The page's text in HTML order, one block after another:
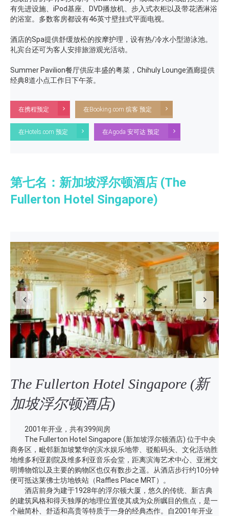
有先进设施、iPod基座、DVD播放机、步入式衣柜以及带花洒淋浴
的浴室。多数客房都设有46英寸壁挂式平面电视。
酒店的Spa提供舒缓放松的按摩护理，设有热/冷水小型游泳池。
礼宾台还可为客人安排旅游观光活动。
Summer Pavilion餐厅供应丰盛的粤菜，Chihuly Lounge酒廊提供
经典8道小点工作日下午茶。
在携程预定 在Booking.com 缤客 预定
在Hotels.com 预定 在Agoda 安可达 预定
第七名：新加坡浮尔顿酒店 (The
Fullerton Hotel Singapore)
Previous
The Fullerton Hotel Singapore (新
加坡浮尔顿酒店)
2001年开业，共有399间房
The Fullerton Hotel Singapore (新加坡浮尔顿酒店) 位于中央
商务区，毗邻新加坡繁华的滨水娱乐地带、驳船码头、文化活动胜
地维多利亚剧院及维多利亚音乐会堂，距离滨海艺术中心、亚洲文
明博物馆以及主要的购物区也仅有数步之遥。从酒店步行约10分钟
便可抵达莱佛士坊地铁站（Raffles Place MRT）。
酒店前身为建于1928年的浮尔顿大厦，悠久的传统、新古典
的建筑风格和得天独厚的地理位置使其成为众所瞩目的焦点，是一
个融简朴、舒适和高贵等特质于一身的经典杰作。自2001年开业